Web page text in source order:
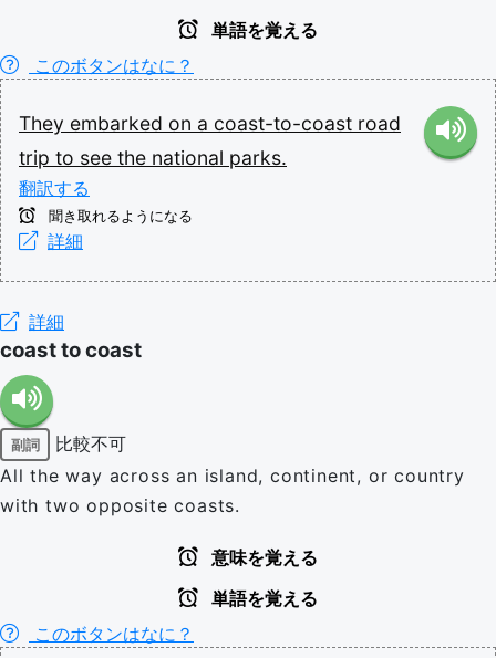
単語を覚える
このボタンはなに？
They embarked on a coast-to-coast road
trip to see the national parks.
翻訳する
聞き取れるようになる
詳細
詳細
coast to coast
副詞
比較不可
All the way across an island, continent, or country
with two opposite coasts.
意味を覚える
単語を覚える
このボタンはなに？